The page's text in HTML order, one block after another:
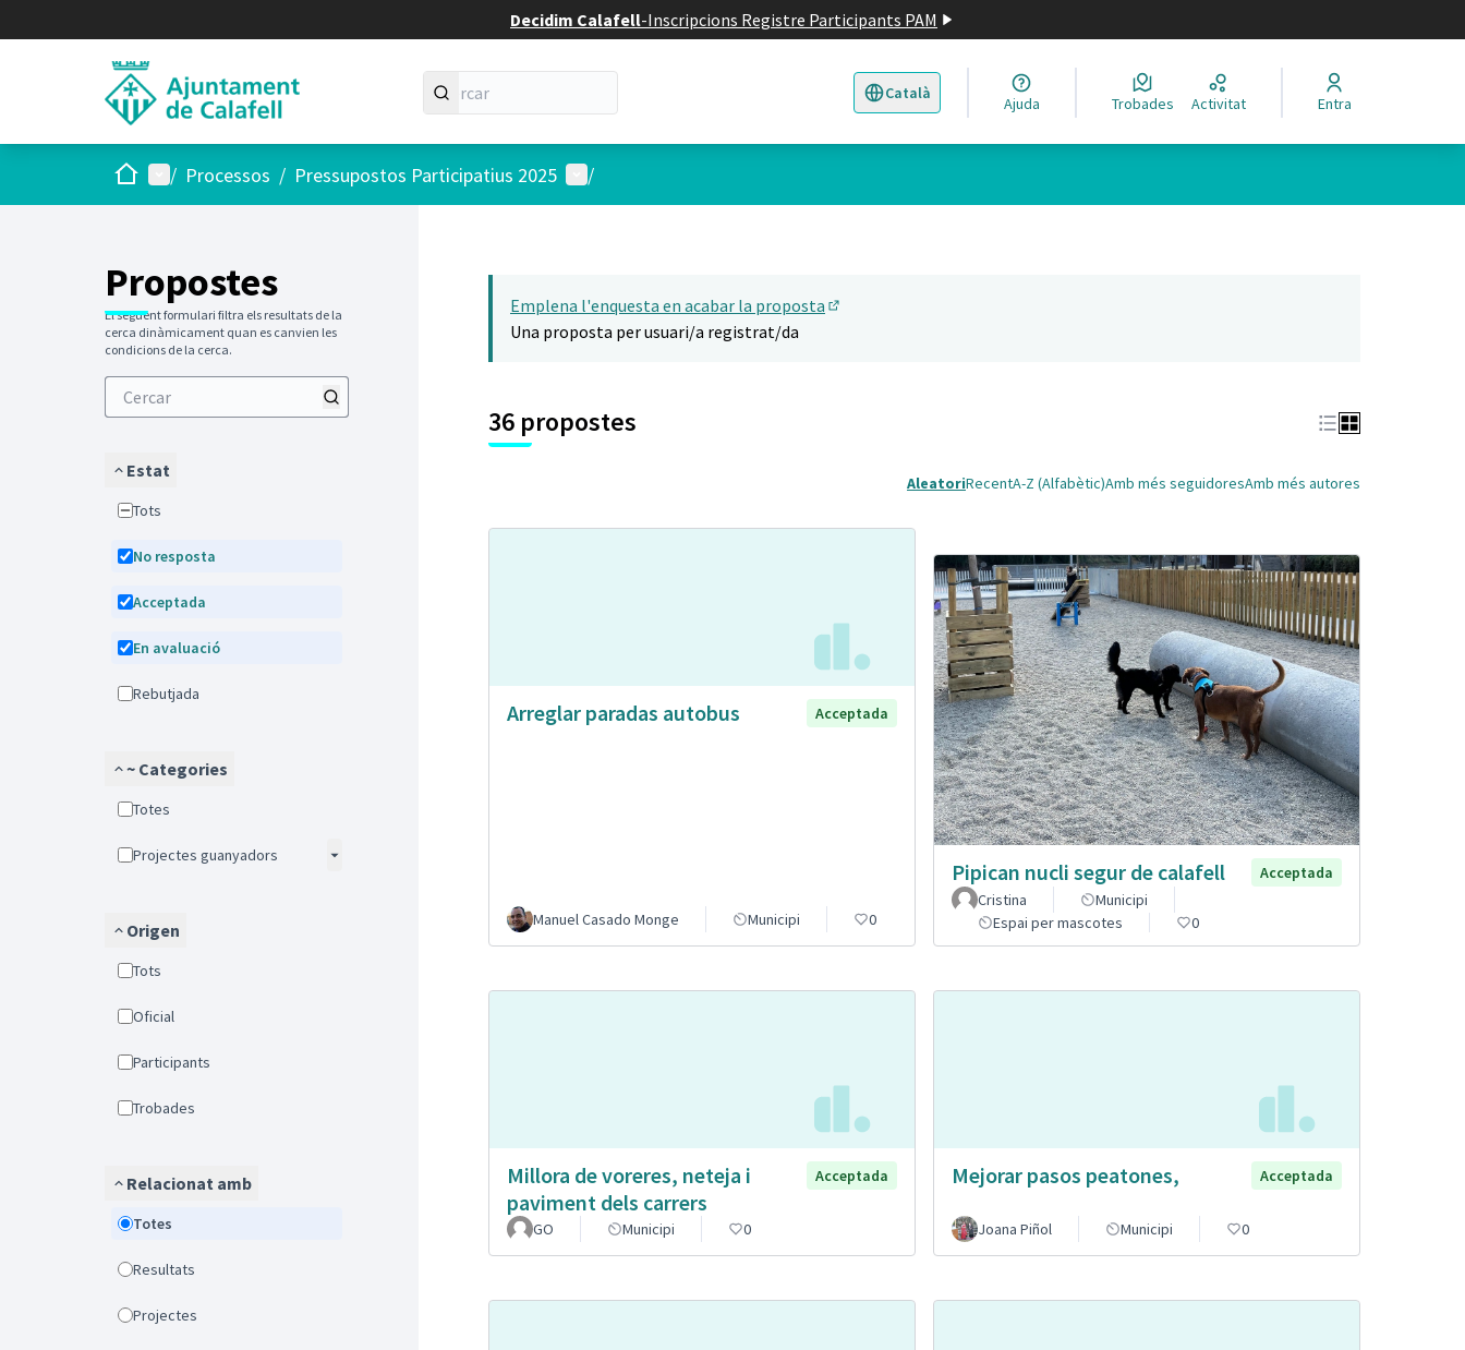
Decidim Calafell-Inscripcions Registre Participants PAM
Català
Triar la llengua Elegir el idioma
Ajuda Trobades Activitat Entra
Inici Menú principal
/ Processos / Pressupostos Participatius 2025 Menú d'usuari
/
Propostes
El següent formulari filtra els resultats de la
cerca dinàmicament quan es canvien les
condicions de la cerca.
Estat
Tots
No resposta
Acceptada
En avaluació
Rebutjada
~ Categories
Totes
Projectes guanyadors
Origen
Tots
Oficial
Participants
Trobades
Relacionat amb
Totes
Resultats
Projectes
Emplena l'enquesta en acabar la proposta
Una proposta per usuari/a registrat/da
36 propostes
AleatoriRecentA-Z (Alfabètic)Amb més seguidoresAmb més autores
Arreglar paradas autobus Acceptada
Manuel Casado Monge Municipi 0
Pipican nucli segur de calafell
Acceptada
Cristina
Municipi
Espai per mascotes
0
Millora de voreres, neteja i
paviment dels carrers
Acceptada
GO Municipi 0
Mejorar pasos peatones, Acceptada
Joana Piñol Municipi 0